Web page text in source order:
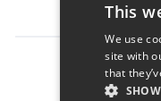
the-92-
This
We use
site with
that